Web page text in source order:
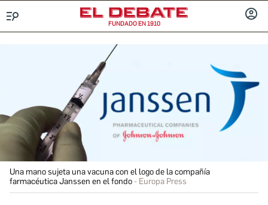
FUNDADO EN 1910
Una mano sujeta una vacuna con el logo de la compañía
farmacéutica Janssen en el fondo
Europa Press